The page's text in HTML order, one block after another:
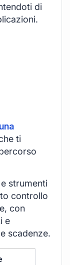
di
ti
e strumenti
controllo
con
e
scadenze.